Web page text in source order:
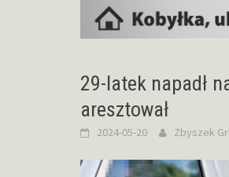
29-latek napadł
aresztował
2024-05-20 Zbyszek